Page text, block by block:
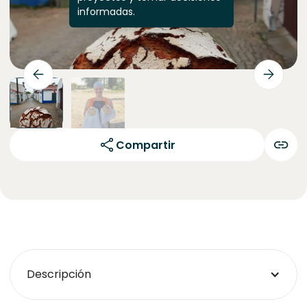
informadas.
Compartir
Descripción